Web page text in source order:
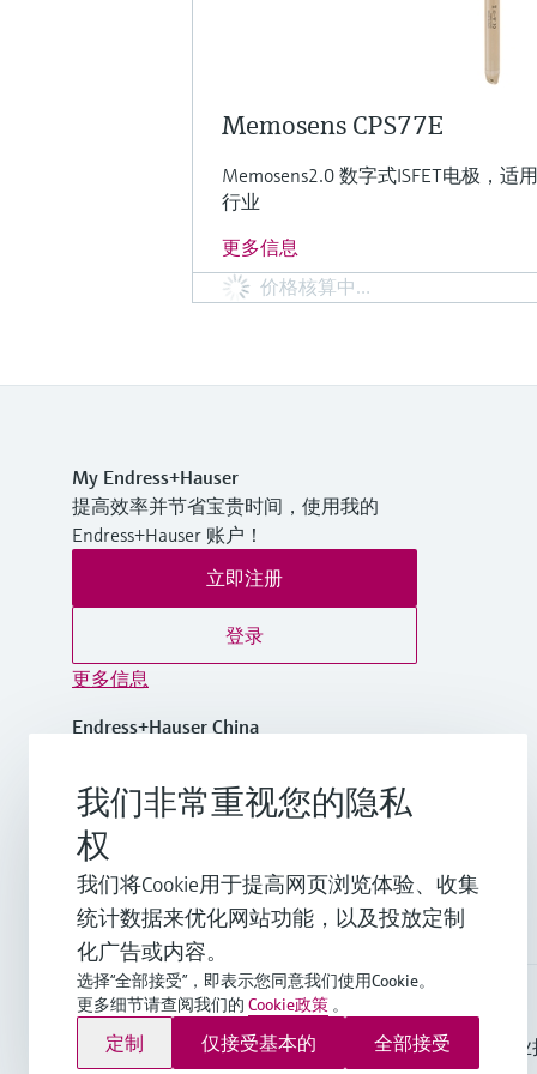
Memosens CPS77E
Memosens2.0 数字式ISFET电极，适
行业
更多信息
价格核算中…
My Endress+Hauser
提高效率并节省宝贵时间，使用我的
Endress+Hauser 账户！
立即注册
登录
更多信息
Endress+Hauser China
+86-21-2403 9600
info.cn@endress.com
Endress+Hauser Group Services AG ©版权所有
版本说明
使用条款数据保护通用条款与条件规范及营业
我们非常重视您的隐私
权
我们将Cookie用于提高网页浏览体验、收集
统计数据来优化网站功能，以及投放定制
化广告或内容。
选择“全部接受”，即表示您同意我们使用Cookie。
更多细节请查阅我们的 Cookie政策 。
定制 仅接受基本的 全部接受